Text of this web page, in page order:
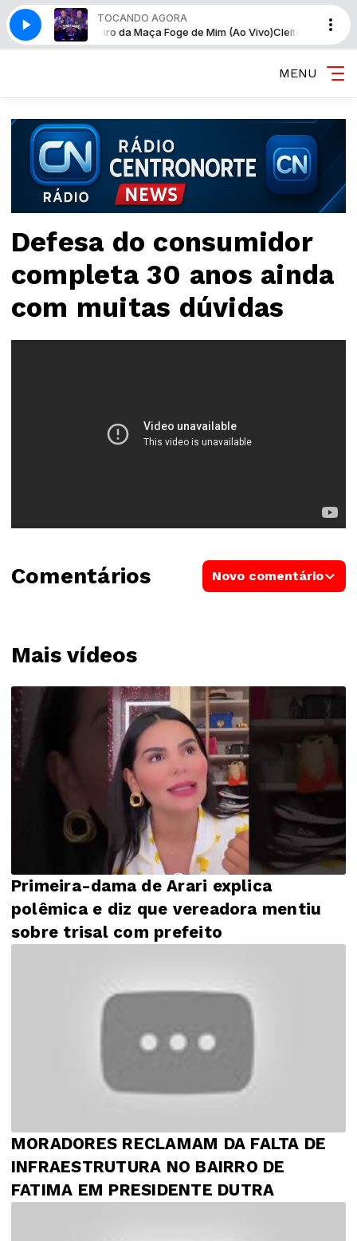
TOCANDO AGORA
Cheiro da Maça Foge de Mim (Ao Vivo)Cleiton & Camargo - Nem
MENU
Defesa do consumidor
completa 30 anos ainda
com muitas dúvidas
Mais vídeos
Primeira-dama de Arari explica
polêmica e diz que vereadora mentiu
sobre trisal com prefeito
MORADORES RECLAMAM DA FALTA DE
INFRAESTRUTURA NO BAIRRO DE
FATIMA EM PRESIDENTE DUTRA
Comentários Novo comentário